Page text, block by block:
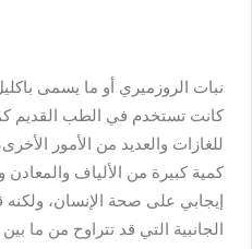
نبات الروزميري أو ما يسمى
كانت تستخدم في الطب القديم
للغازات والعديد من الأمور
كمية كبيرة من الألياف والمعادن
إيجابي على صحة الإنسان،
الجانبية التي قد تتراوح من ما